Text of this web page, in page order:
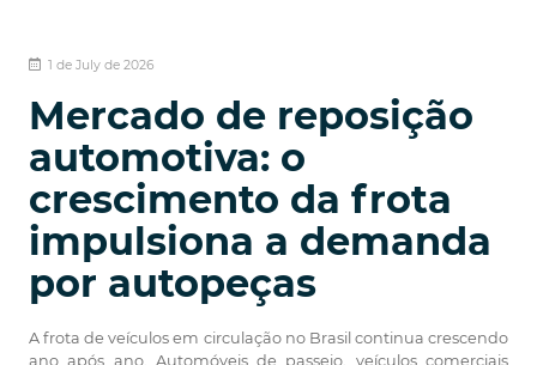
1 de July de 2026
Mercado de reposição
automotiva: o
crescimento da frota
impulsiona a demanda
por autopeças
A frota de veículos em circulação no Brasil continua crescendo
ano após ano. Automóveis de passeio, veículos comerciais